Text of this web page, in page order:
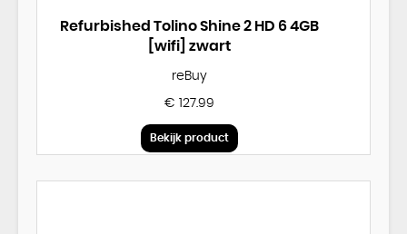
Refurbished Tolino Shine 2 HD 6 4GB
[wifi] zwart
reBuy
€ 127.99
Bekijk product